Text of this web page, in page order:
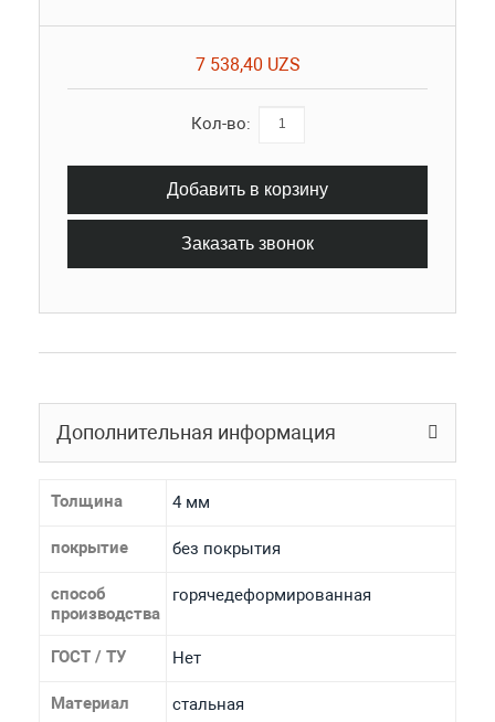
7 538,40 UZS
Кол-во:
Добавить в корзину
Заказать звонок
Дополнительная информация
Толщина 4 мм
покрытие без покрытия
способ
производства
горячедеформированная
ГОСТ / ТУ Нет
Материал стальная